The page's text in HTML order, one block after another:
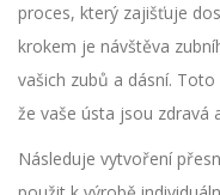
proces, který zajišťuje
krokem je návštěva
vašich zubů a dásní.
že vaše ústa jsou zdravá
Následuje vytvoření